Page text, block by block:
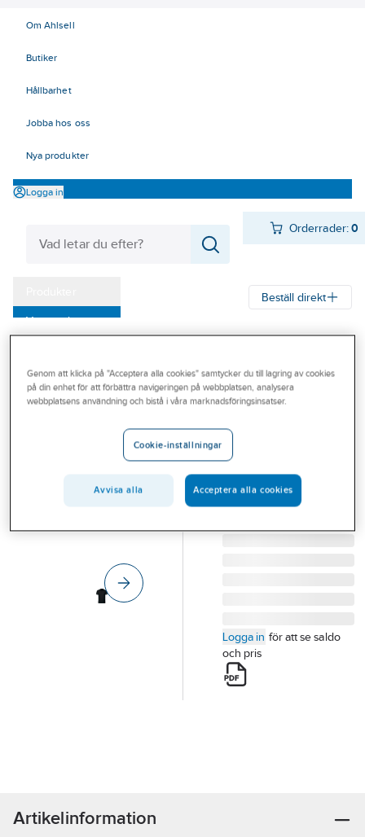
Om Ahlsell
Butiker
Hållbarhet
Jobba hos oss
Nya produkter
Logga in
Orderrader:0
Varumärken
Outlet
Branscher
Beställ direkt
TEXSTAR
Pikétröja
Texstar PS04
PS04 50/50 SVART
STL L
Artikelnummer:
Logga in för att se saldo
och pris
Artikelinformation
Genom att klicka på "Acceptera alla cookies" samtycker du till lagring av cookies
på din enhet för att förbättra navigeringen på webbplatsen, analysera
webbplatsens användning och bistå i våra marknadsföringsinsatser.
Cookie-inställningar
Avvisa alla Acceptera alla cookies